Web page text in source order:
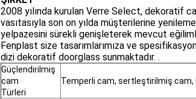
2008 yılında kurulan Verre Select, dekoratif
vasıtasıyla son on yılda müşterilerine
yelpazesini sürekli genişleterek mevcut
Fenplast size tasarımlarımıza ve
dizi dekoratif doorglass sunmaktadır. .
Güçlendirilmiş
cam
Türleri
Temperli cam, sertleştirilmiş cam,